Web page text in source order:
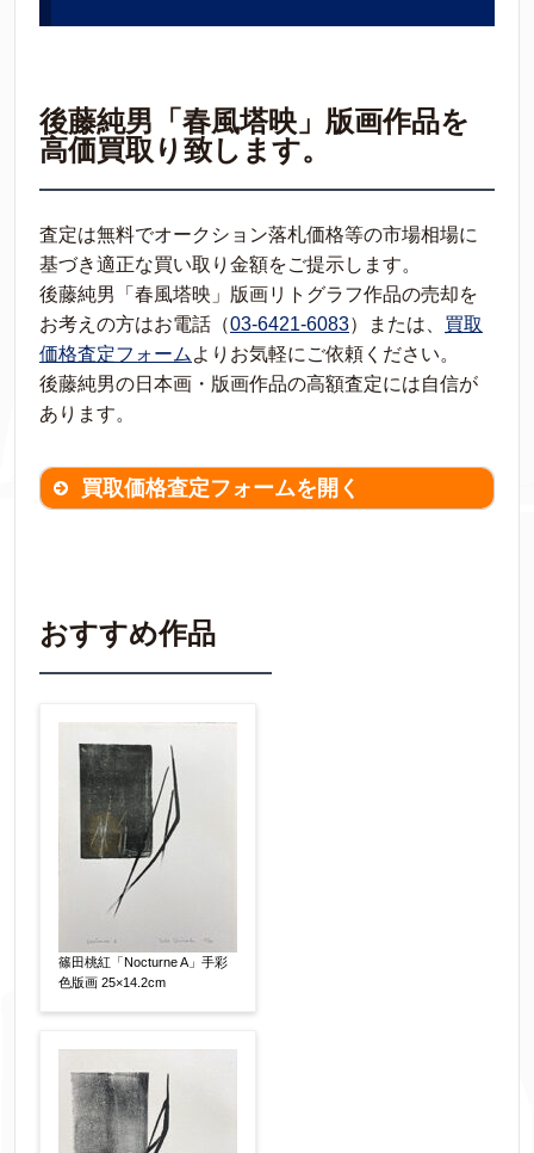
後藤純男「春風塔映」版画作品を
高価買取り致します。
査定は無料でオークション落札価格等の市場相場に
基づき適正な買い取り金額をご提示します。
後藤純男「春風塔映」版画リトグラフ作品の売却を
お考えの方はお電話（03-6421-6083）または、 買取
価格査定フォーム よりお気軽にご依頼ください。
後藤純男の日本画・版画作品の高額査定には自信が
あります。
買取価格査定フォームを開く
※不明な項目は空欄で結構です。
▼
作品の作家名 【任意】
作品の画題 【任意】
作品の技法
【任意】
日本画
油彩画
絵の画面サイズ
おすすめ作品
篠田桃紅「Nocturne A」手彩
色版画 25×14.2cm